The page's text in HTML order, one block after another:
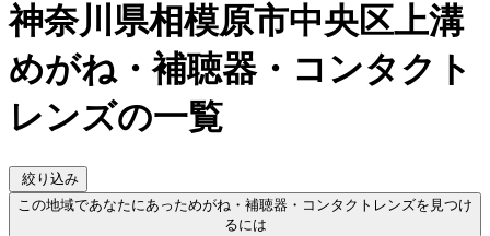
神奈川県相模原市中央区上溝
めがね・補聴器・コンタクト
レンズの一覧
絞り込み
この地域であなたにあっためがね・補聴器・コンタクトレンズを見つけ
るには